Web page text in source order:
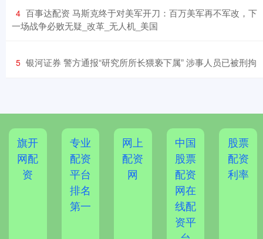
4 ​百事达配资 马斯克终于对美军开刀：百万美军再不军改，下
一场战争必败无疑_改革_无人机_美国
5 ​银河证券 警方通报“研究所所长猥亵下属” 涉事人员已被刑拘
旗开
网配
资
专业
配资
平台
排名
第一
网上
配资
网
中国
股票
配资
网在
线配
资平
股票
配资
利率